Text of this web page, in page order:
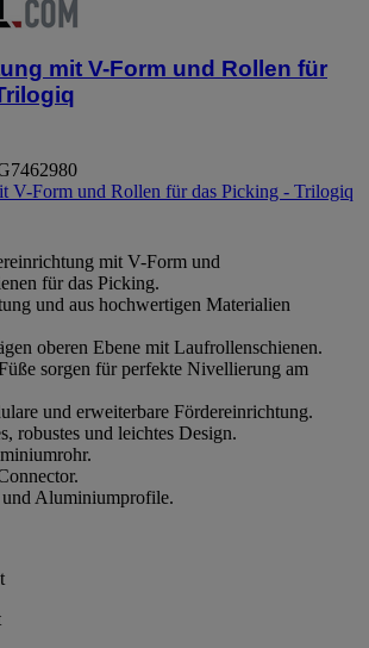
mit V-Form und Rollen für
V-Form und Rollen für das Picking - Trilogiq
mit V-Form und
für das Picking.
und aus hochwertigen Materialien
oberen Ebene mit Laufrollenschienen.
sorgen für perfekte Nivellierung am
und erweiterbare Fördereinrichtung.
robustes und leichtes Design.
Aluminiumprofile.